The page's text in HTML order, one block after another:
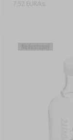
7,52 EUR/ks.